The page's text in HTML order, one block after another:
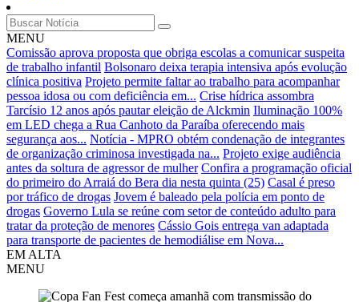
MENU
Comissão aprova proposta que obriga escolas a comunicar suspeita
de trabalho infantil Bolsonaro deixa terapia intensiva após evolução
clínica positiva Projeto permite faltar ao trabalho para acompanhar
pessoa idosa ou com deficiência em... Crise hídrica assombra
Tarcísio 12 anos após pautar eleição de Alckmin Iluminação 100%
em LED chega a Rua Canhoto da Paraíba oferecendo mais
segurança aos... Notícia - MPRO obtém condenação de integrantes
de organização criminosa investigada na... Projeto exige audiência
antes da soltura de agressor de mulher Confira a programação oficial
do primeiro do Arraiá do Bera dia nesta quinta (25) Casal é preso
por tráfico de drogas Jovem é baleado pela polícia em ponto de
drogas Governo Lula se reúne com setor de conteúdo adulto para
tratar da proteção de menores Cássio Gois entrega van adaptada
para transporte de pacientes de hemodiálise em Nova...
EM ALTA
MENU